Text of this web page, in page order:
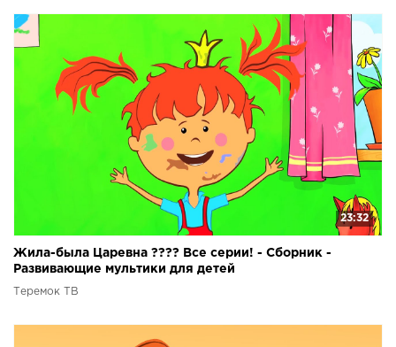
23:32
Жила-была Царевна ???? Все серии! - Сборник -
Развивающие мультики для детей
Теремок ТВ